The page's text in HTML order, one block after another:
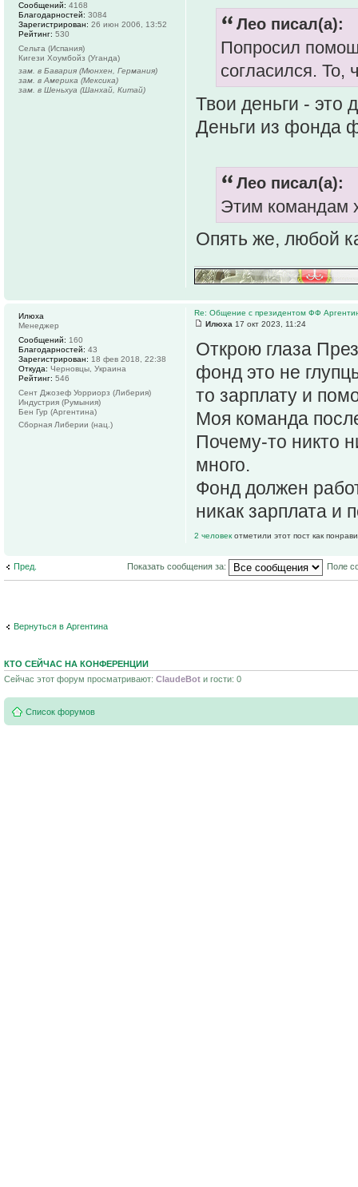
Лео писал(а):
Попросил
согласился. То,
Твои деньги - это
Деньги из фонда
Лео писал(а):
Этим командам
Опять же, любой
Сообщений: 4168
Благодарностей: 3084
Зарегистрирован: 26 июн 2006, 13:52
Рейтинг: 530
Сельта (Испания)
Кигези Хоумбойз (Уганда)
зам. в Бавария (Мюнхен, Германия)
зам. в Америка (Мексика)
зам. в Шеньхуа (Шанхай, Китай)
Re: Общение с президентом ФФ
Илюха 17 окт 2023, 11:24
Открою глаза
фонд это не
то зарплату и
Моя команда
Почему-то никто
много.
Фонд должен
никак зарплата и
2 человек отметили этот пост как
Илюха
Менеджер
Сообщений: 160
Благодарностей: 43
Зарегистрирован: 18 фев 2018, 22:38
Откуда: Черновцы, Украина
Рейтинг: 546
Сент Джозеф Уорриорз (Либерия)
Индустрия (Румыния)
Бен Гур (Аргентина)
Сборная Либерии (нац.)
Пред. Показать сообщения за: Поле
Вернуться в Аргентина
КТО СЕЙЧАС НА КОНФЕРЕНЦИИ
Сейчас этот форум просматривают: ClaudeBot и гости: 0
Список форумов